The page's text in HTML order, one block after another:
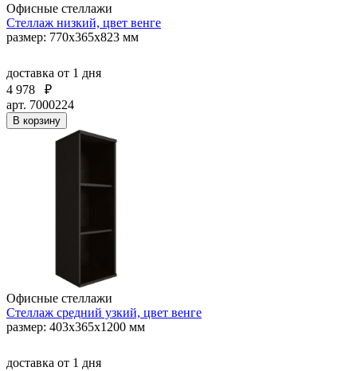
Офисные стеллажи
Стеллаж низкий, цвет венге
размер: 770х365х823 мм
доставка от 1 дня
4 978
₽
арт. 7000224
В корзину
Офисные стеллажи
Стеллаж средний узкий, цвет венге
размер: 403х365х1200 мм
доставка от 1 дня